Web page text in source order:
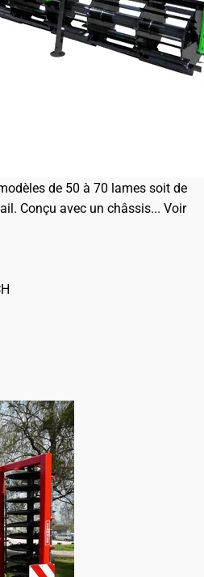
de 50 à 70 lames soit de
Conçu avec un châssis... Voir